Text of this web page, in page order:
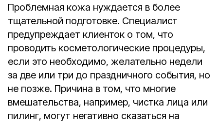
Проблемная кожа нуждается в более
тщательной подготовке. Специалист
предупреждает клиенток о том, что
проводить косметологические процедуры,
если это необходимо, желательно недели
за две или три до праздничного события, но
не позже. Причина в том, что многие
вмешательства, например, чистка лица или
пилинг, могут негативно сказаться на